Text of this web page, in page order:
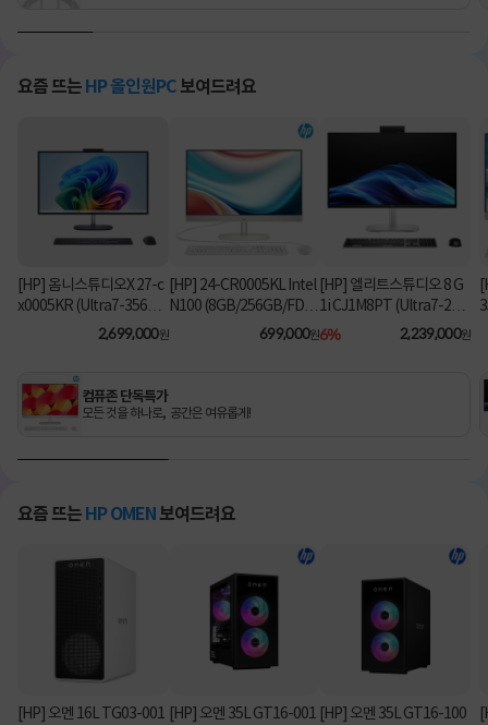
요즘 뜨는 HP 올인원PC 보여드려요
[HP] 옴니스튜디오X 27-c
x0005KR (Ultra7-356H/
16GB/1TB/Win11Hom
2,699,000원
[HP] 24-CR0005KL Intel
N100 (8GB/256GB/FD)
[기본제품]
699,000원
[HP] 엘리트스튜디오 8 G
1i CJ1M8PT (Ultra7-26
5/8GB/512GB/Win11Pr
6% 2,239,000원
컴퓨존 단독특가
모든 것을 하나로, 공간은 여유롭게!
요즘 뜨는 HP OMEN 보여드려요
[HP] 오멘 16L TG03-001
[HP] 오멘 35L GT16-001
[HP] 오멘 35L GT16-100